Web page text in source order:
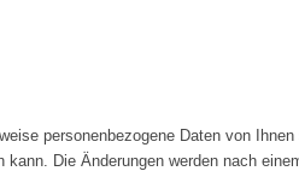
personenbezogene Daten von
Die Änderungen werden nach